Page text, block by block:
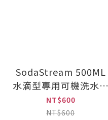
SodaStream 500ML
水滴型專用可機洗水瓶
2入 手繪圓點
(SD9002030A)
NT$600
NT$600